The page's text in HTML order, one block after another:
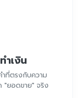
ำเงิน
ำที่ตรงกับความ
"ยอดขาย" จริง